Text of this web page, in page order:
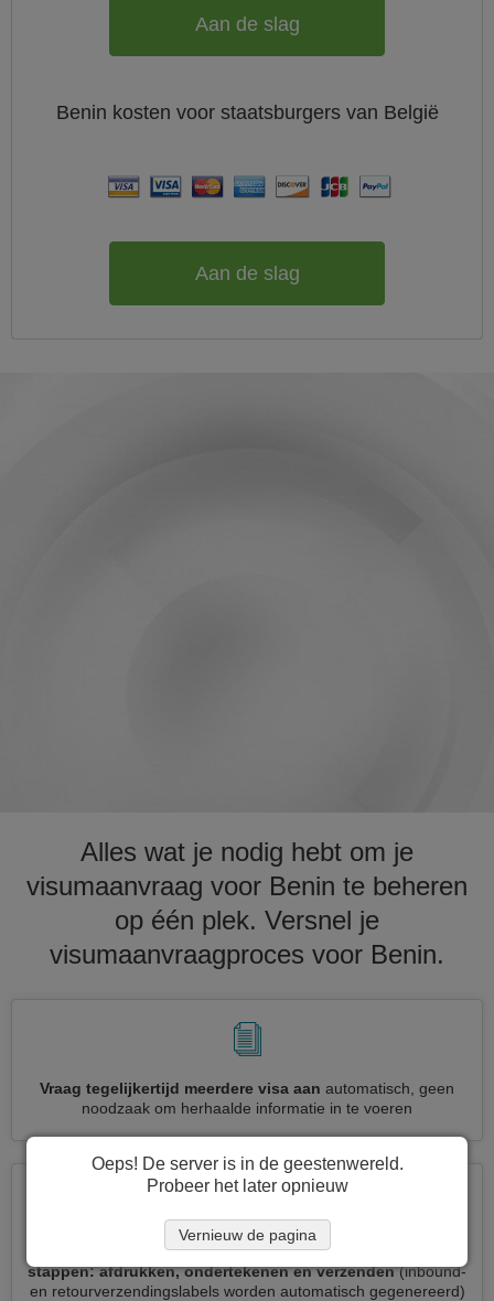
Aan de slag
Benin kosten voor staatsburgers van België
Aan de slag
Alles wat je nodig hebt om je
visumaanvraag voor Benin te beheren
op één plek. Versnel je
visumaanvraagproces voor Benin.
Vraag tegelijkertijd meerdere visa aan automatisch, geen
noodzaak om herhaalde informatie in te voeren
Verminder uw Benin visumaanvraag tot
stappen: afdrukken, ondertekenen en verzenden (inbound-
en retourverzendingslabels worden automatisch gegenereerd)
Oeps! De server is in de geestenwereld.
Probeer het later opnieuw
Vernieuw de pagina